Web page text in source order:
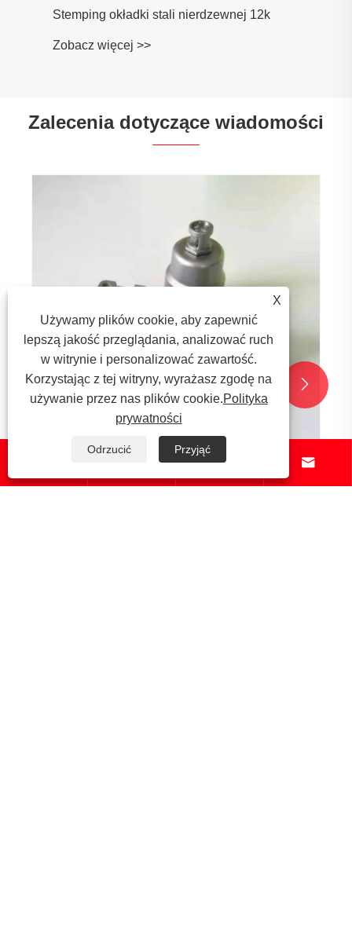
Stemping okładki stali nierdzewnej 12k
Zobacz więcej >>
Zalecenia dotyczące wiadomości
 
 
X
Używamy plików cookie, aby zapewnić
lepszą jakość przeglądania, analizować ruch
w witrynie i personalizować zawartość.
Korzystając z tej witryny, wyrażasz zgodę na
używanie przez nas plików cookie.Polityka
prywatności
Odrzucić Przyjąć